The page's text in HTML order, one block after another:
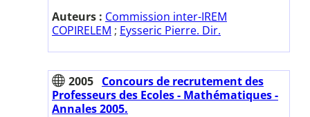
Auteurs : Commission inter-IREM
COPIRELEM ; Eysseric Pierre. Dir.
2005 Concours de recrutement des
Professeurs des Ecoles - Mathématiques -
Annales 2005.